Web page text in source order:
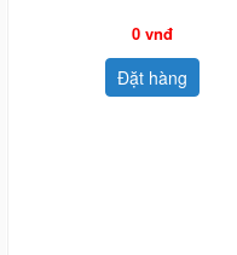
0 vnđ
Đặt hàng